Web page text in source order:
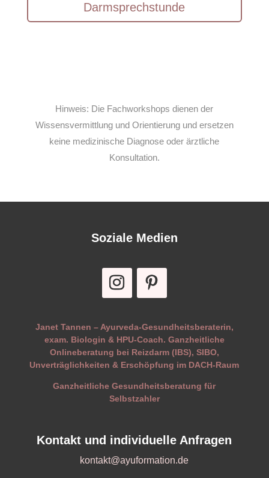
Darmsprechstunde
Hinweis: Die Fachworkshops dienen der
Wissensvermittlung und Orientierung und ersetzen
keine medizinische Diagnose oder ärztliche
Konsultation.
Soziale Medien
Janet Tannen – Ayurveda-Gesundheitsberaterin,
exam. Biologin & HPU-Coach. Ganzheitliche
Onlineberatung bei Reizdarm (IBS), SIBO,
Unverträglichkeiten & Erschöpfung im DACH-Raum
Ganzheitliche Gesundheitsberatung für
Selbstzahler
Kontakt und individuelle Anfragen
kontakt@ayuformation.de